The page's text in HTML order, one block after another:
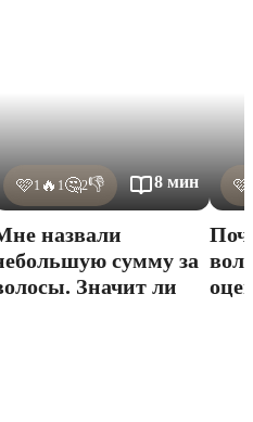
назвали
сумму за
Значит ли
🩷1 🔥 1 🤔2👎 8 мин 🩷